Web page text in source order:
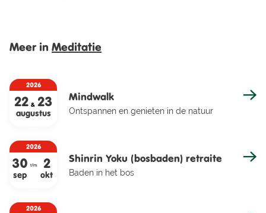
Meer in Meditatie
2026
22 & 23
augustus
Mindwalk
Ontspannen en genieten in de natuur
2026
30
sep
t/m 2
okt
Shinrin Yoku (bosbaden) retraite
Baden in het bos
2026